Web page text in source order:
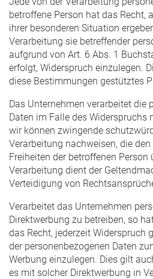
betroffene Person hat das Recht,
ihrer besonderen Situation
Verarbeitung sie betreffender
aufgrund von Art. 6 Abs. 1
erfolgt, Widerspruch einzulegen.
diese Bestimmungen gestütztes
Das Unternehmen verarbeitet die
Daten im Falle des Widerspruchs
wir können zwingende
Verarbeitung nachweisen, die
Freiheiten der betroffenen Person
Verarbeitung dient der
Verteidigung von
Verarbeitet das Unternehmen
Direktwerbung zu betreiben, so
das Recht, jederzeit Widerspruch
der personenbezogenen Daten
Werbung einzulegen. Dies gilt
es mit solcher Direktwerbung in